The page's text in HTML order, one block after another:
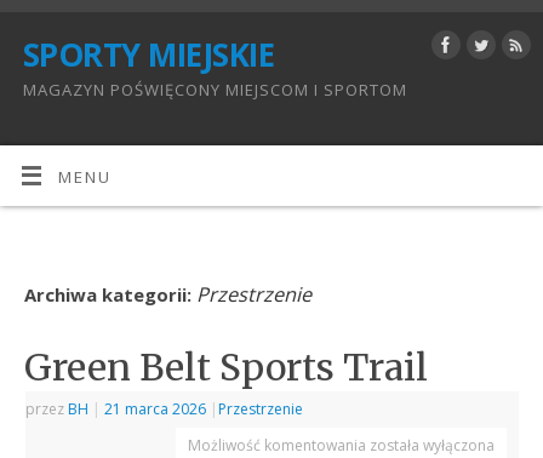
SPORTY MIEJSKIE
MAGAZYN POŚWIĘCONY MIEJSCOM I SPORTOM
MENU
Archiwa kategorii: Przestrzenie
Green Belt Sports Trail
przez BH | 21 marca 2026 | Przestrzenie
Możliwość komentowania została wyłączona